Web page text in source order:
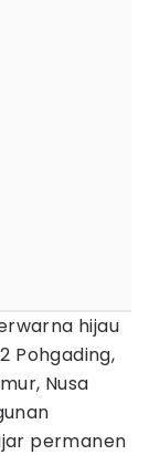
hijau
Pohgading,
Nusa
permanen